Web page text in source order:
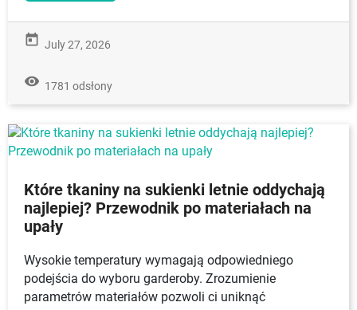
today July 27, 2026
remove_red_eye 1781 odsłony
Które tkaniny na sukienki letnie oddychają
najlepiej? Przewodnik po materiałach na
upały
Wysokie temperatury wymagają odpowiedniego
podejścia do wyboru garderoby. Zrozumienie
parametrów materiałów pozwoli ci uniknąć